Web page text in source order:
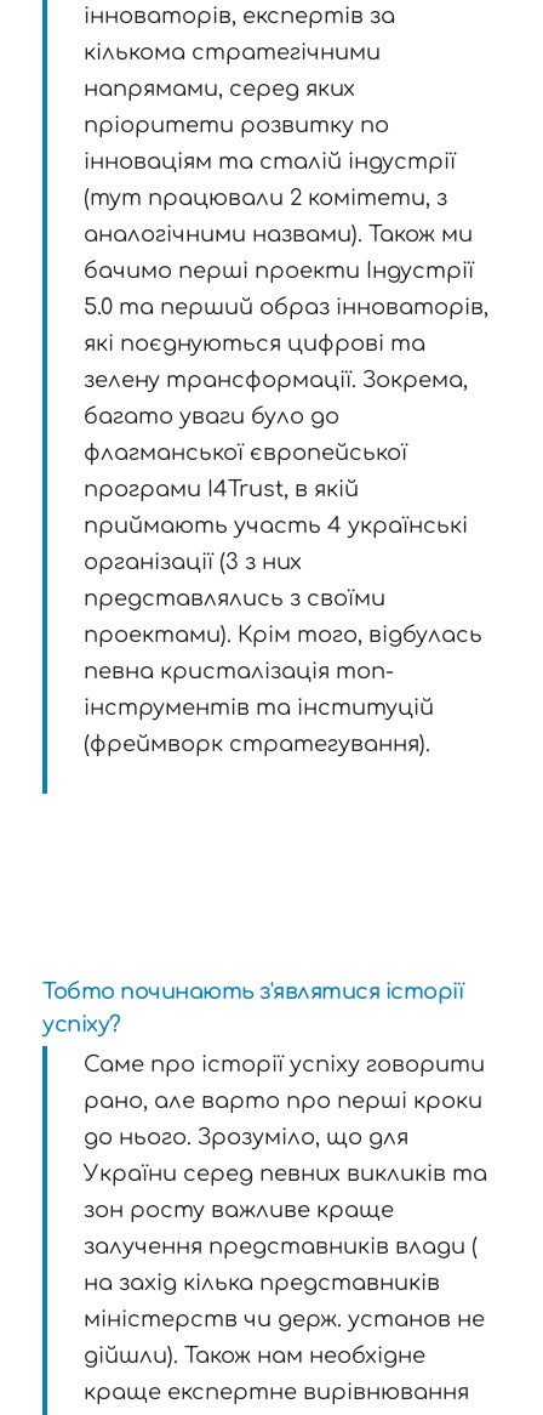
інноваторів, експертів за
кількома стратегічними
напрямами, серед яких
пріоритети розвитку по
інноваціям та сталій індустрії
(тут працювали 2 комітети, з
аналогічними назвами). Також ми
бачимо перші проекти Індустрії
5.0 та перший образ інноваторів,
які поєднуються цифрові та
зелену трансформації. Зокрема,
багато уваги було до
флагманської європейської
програми I4Trust, в якій
приймають участь 4 українські
організації (3 з них
представлялись з своїми
проектами). Крім того, відбулась
певна кристалізація топ-
інструментів та інституцій
(фреймворк стратегування).
Тобто починають з'являтися історії
успіху?
Саме про історії успіху говорити
рано, але варто про перші кроки
до нього. Зрозуміло, що для
України серед певних викликів та
зон росту важливе краще
залучення представників влади (
на захід кілька представників
міністерств чи держ. установ не
дійшли). Також нам необхідне
краще експертне вирівнювання